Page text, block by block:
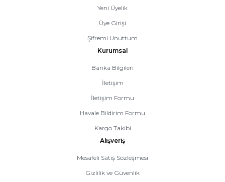
Yeni Üyelik
Üye Girişi
Şifremi Unuttum
Kurumsal
Banka Bilgileri
İletişim
İletişim Formu
Havale Bildirim Formu
Kargo Takibi
Alışveriş
Mesafeli Satış Sözleşmesi
Gizlilik ve Güvenlik